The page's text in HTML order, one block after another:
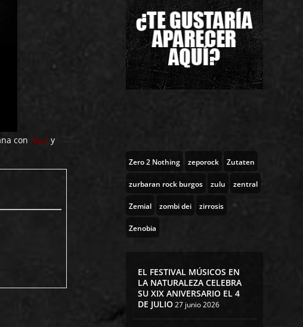
con Nuriy
Zero 2 Nothing zeporock Zutaten
zurbaran rock burgos zulu zentral
Zemial zombi dei zirrosis
Zenobia
EL FESTIVAL MÚSICOS EN
LA NATURALEZA CELEBRA
SU XIX ANIVERSARIO EL 4
DE JULIO27 junio 2026